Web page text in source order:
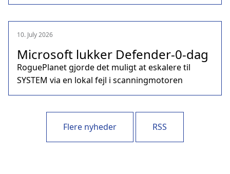
10. July 2026
Microsoft lukker Defender‑0‑dag
RoguePlanet gjorde det muligt at eskalere til
SYSTEM via en lokal fejl i scanningmotoren
Flere nyheder RSS